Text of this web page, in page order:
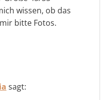
wissen, ob das
bitte Fotos.
sagt: